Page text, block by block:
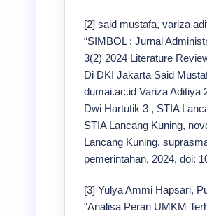
[2] said mustafa, variza
“SIMBOL : Jurnal
3(2) 2024 Literature
Di DKI Jakarta Said
dumai.ac.id Variza Aditiya
Dwi Hartutik 3 , STIA
STIA Lancang Kuning,
Lancang Kuning,
pemerintahan, 2024, doi:
[3] Yulya Ammi Hapsari,
“Analisa Peran UMKM